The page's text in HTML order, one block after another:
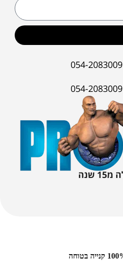
054-2083009
054-2083009